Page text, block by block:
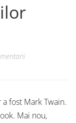
fost Mark Twain.
Mai nou,